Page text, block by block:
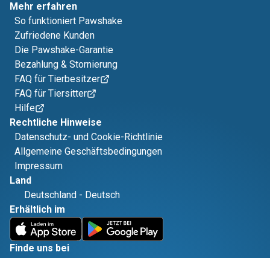
Mehr erfahren
So funktioniert Pawshake
Zufriedene Kunden
Die Pawshake-Garantie
Bezahlung & Stornierung
FAQ für Tierbesitzer
FAQ für Tiersitter
Hilfe
Rechtliche Hinweise
Datenschutz- und Cookie-Richtlinie
Allgemeine Geschäftsbedingungen
Impressum
Land
Deutschland - Deutsch
Erhältlich im
Finde uns bei